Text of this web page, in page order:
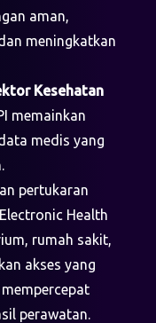
aman,
meningkatkan
Kesehatan
memainkan
medis yang
pertukaran
Health
rumah sakit,
akses yang
perawatan.